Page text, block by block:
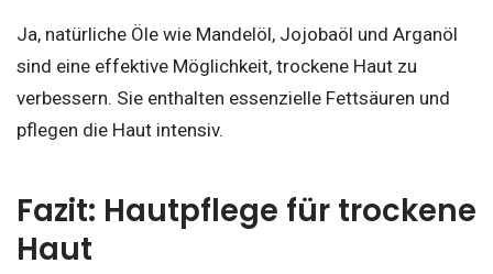
Ja, natürliche Öle wie Mandelöl, Jojobaöl und Arganöl
sind eine effektive Möglichkeit, trockene Haut zu
verbessern. Sie enthalten essenzielle Fettsäuren und
pflegen die Haut intensiv.
Fazit: Hautpflege für trockene
Haut